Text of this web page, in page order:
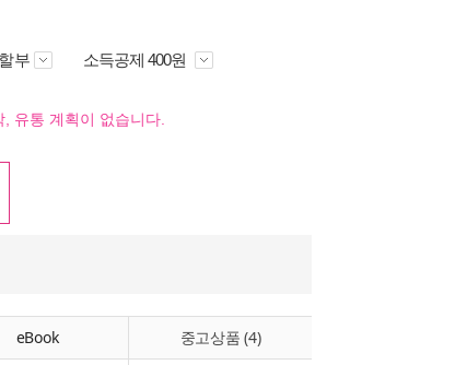
부 소득공제 400원
유통 계획이 없습니다.
eBook 중고상품 (4)